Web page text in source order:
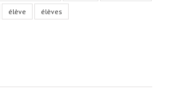
élève élèves